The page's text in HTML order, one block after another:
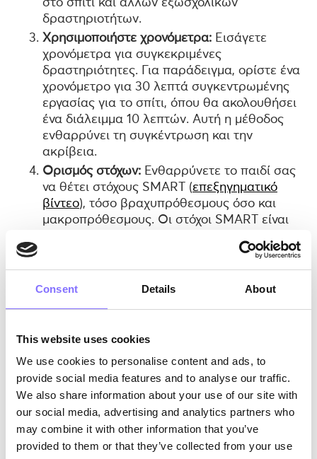
Consent Details About
This website uses cookies
We use cookies to personalise content and ads, to
provide social media features and to analyse our traffic.
We also share information about your use of our site with
our social media, advertising and analytics partners who
may combine it with other information that you’ve
provided to them or that they’ve collected from your use
δραστηριοτήτων.
Χρησιμοποιήστε χρονόμετρα: Εισάγετε
χρονόμετρα για συγκεκριμένες
δραστηριότητες. Για παράδειγμα, ορίστε ένα
χρονόμετρο για 30 λεπτά συγκεντρωμένης
εργασίας για το σπίτι, όπου θα ακολουθήσει
ένα διάλειμμα 10 λεπτών. Αυτή η μέθοδος
ενθαρρύνει τη συγκέντρωση και την
ακρίβεια.
Ορισμός στόχων: Ενθαρρύνετε το παιδί σας
να θέτει στόχους SMART (επεξηγηματικό
βίντεο), τόσο βραχυπρόθεσμους όσο και
μακροπρόθεσμους. Οι στόχοι SMART είναι
και χρονικά περιορισμένοι. Για παράδειγμα,
η ολοκλήρωση μιας έκθεσης βιβλίου μέχρι
το τέλος της εβδομάδας ή ο
σκοπού και κινήτρων με δομημένο τρόπο.
δημιουργεί απλές λίστες εργασιών.
Ξεκινήστε με λίγες μόνο εργασίες και
αυξήστε σταδιακά την πολυπλοκότητα. Ο
έλεγχος των ολοκληρωμένων αντικειμένων
παρέχει μια αίσθηση ολοκλήρωσης.
Παρακολούθηση χρόνου:Βάλτε το παιδί σας